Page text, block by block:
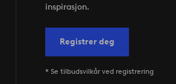
inspirasjon.
Registrer deg
* Se tilbudsvilkår ved registrering